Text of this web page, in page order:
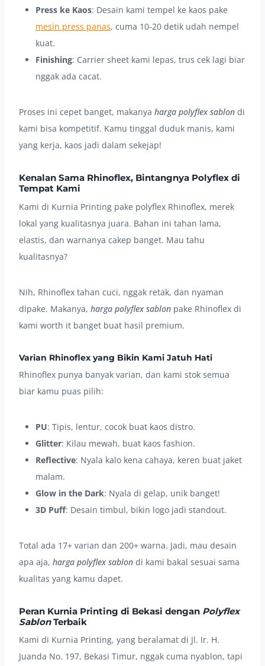
Press ke Kaos: Desain kami tempel ke kaos pake
mesin press panas, cuma 10-20 detik udah nempel
kuat.
Finishing: Carrier sheet kami lepas, trus cek lagi biar
nggak ada cacat.
Proses ini cepet banget, makanya harga polyflex sablon di
kami bisa kompetitif. Kamu tinggal duduk manis, kami
yang kerja, kaos jadi dalam sekejap!
Kenalan Sama Rhinoflex, Bintangnya Polyflex di
Tempat Kami
Kami di Kurnia Printing pake polyflex Rhinoflex, merek
lokal yang kualitasnya juara. Bahan ini tahan lama,
elastis, dan warnanya cakep banget. Mau tahu
kualitasnya?
Nih, Rhinoflex tahan cuci, nggak retak, dan nyaman
dipake. Makanya, harga polyflex sablon pake Rhinoflex di
kami worth it banget buat hasil premium.
Varian Rhinoflex yang Bikin Kami Jatuh Hati
Rhinoflex punya banyak varian, dan kami stok semua
biar kamu puas pilih:
PU: Tipis, lentur, cocok buat kaos distro.
Glitter: Kilau mewah, buat kaos fashion.
Reflective: Nyala kalo kena cahaya, keren buat jaket
malam.
Glow in the Dark: Nyala di gelap, unik banget!
3D Puff: Desain timbul, bikin logo jadi standout.
Total ada 17+ varian dan 200+ warna. Jadi, mau desain
apa aja, harga polyflex sablon di kami bakal sesuai sama
kualitas yang kamu dapet.
Peran Kurnia Printing di Bekasi dengan Polyflex
SablonTerbaik
Kami di Kurnia Printing, yang beralamat di Jl. Ir. H.
Juanda No. 197, Bekasi Timur, nggak cuma nyablon, tapi